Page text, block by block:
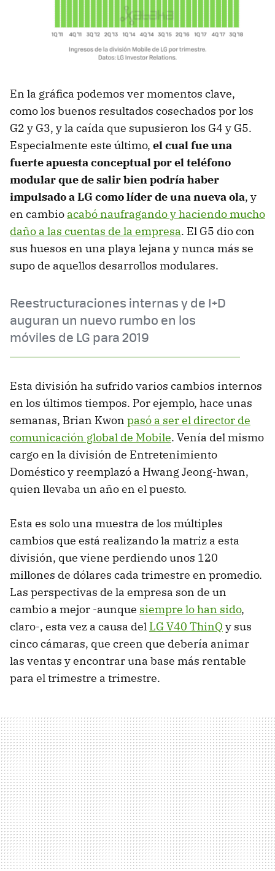
En la gráfica podemos ver momentos clave,
como los buenos resultados cosechados por los
G2 y G3, y la caída que supusieron los G4 y G5.
Especialmente este último, el cual fue una
fuerte apuesta conceptual por el teléfono
modular que de salir bien podría haber
impulsado a LG como líder de una nueva ola, y
en cambio acabó naufragando y haciendo mucho
daño a las cuentas de la empresa. El G5 dio con
sus huesos en una playa lejana y nunca más se
supo de aquellos desarrollos modulares.
Reestructuraciones internas y de I+D
auguran un nuevo rumbo en los
móviles de LG para 2019
Esta división ha sufrido varios cambios internos
en los últimos tiempos. Por ejemplo, hace unas
semanas, Brian Kwon pasó a ser el director de
comunicación global de Mobile. Venía del mismo
cargo en la división de Entretenimiento
Doméstico y reemplazó a Hwang Jeong-hwan,
quien llevaba un año en el puesto.
Esta es solo una muestra de los múltiples
cambios que está realizando la matriz a esta
división, que viene perdiendo unos 120
millones de dólares cada trimestre en promedio.
Las perspectivas de la empresa son de un
cambio a mejor -aunque siempre lo han sido,
claro-, esta vez a causa del LG V40 ThinQ y sus
cinco cámaras, que creen que debería animar
las ventas y encontrar una base más rentable
para el trimestre a trimestre.